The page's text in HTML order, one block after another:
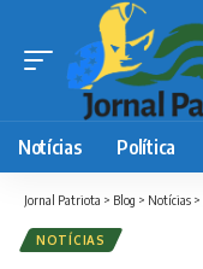
Notícias Política
Jornal Patriota > Blog > Notícias >
NOTÍCIAS